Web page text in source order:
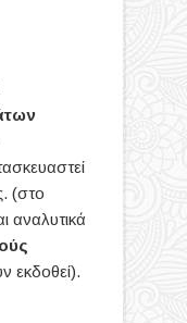
(στο
αναλυτικά
εκδοθεί).